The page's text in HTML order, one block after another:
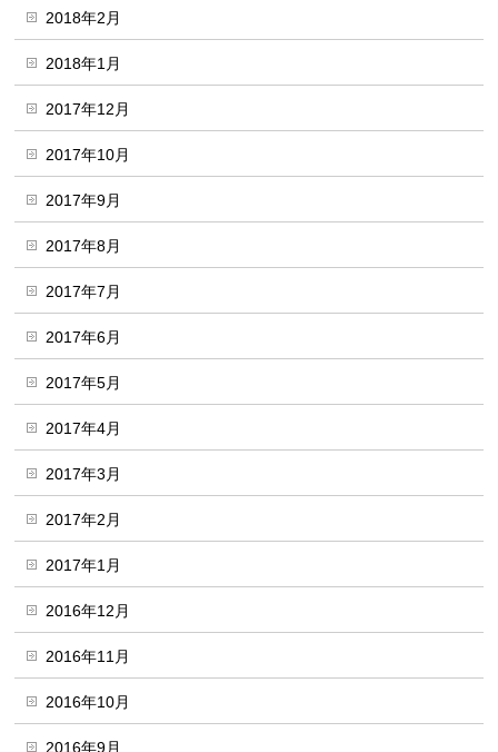
2018年2月
2018年1月
2017年12月
2017年10月
2017年9月
2017年8月
2017年7月
2017年6月
2017年5月
2017年4月
2017年3月
2017年2月
2017年1月
2016年12月
2016年11月
2016年10月
2016年9月